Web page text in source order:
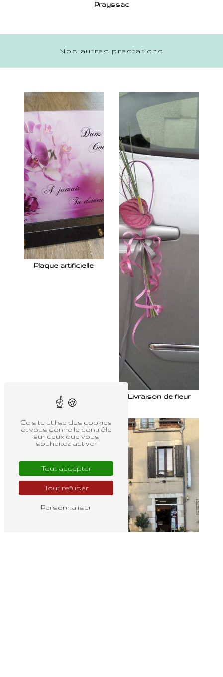
Prayssac
Nos autres prestations
Plaque artificielle
Livraison de fleur
Ce site utilise des cookies
et vous donne le contrôle
sur ceux que vous
souhaitez activer
Tout accepter
Tout refuser
Personnaliser